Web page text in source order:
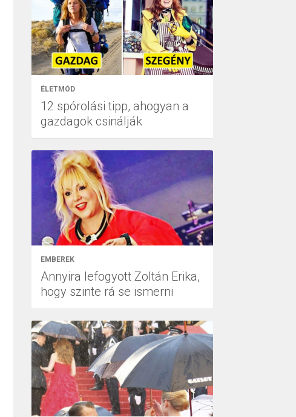
ÉLETMÓD
12 spórolási tipp, ahogyan a
gazdagok csinálják
EMBEREK
Annyira lefogyott Zoltán Erika,
hogy szinte rá se ismerni